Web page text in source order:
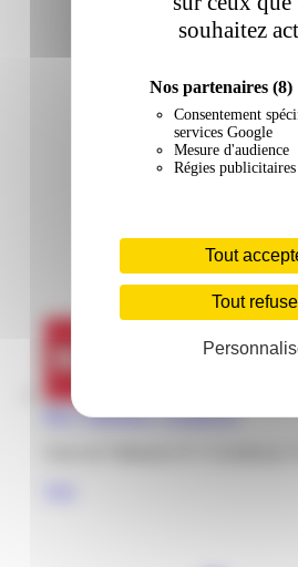
souhaitez
Nos partenaires (8)
Consentement
services Google
Mesure d'audience
Régies publicitaires
Tout
Tout
But | Valkaners | Gourbeyre